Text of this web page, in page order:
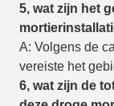
5, wat zijn het
A: Volgens de
vereiste het
6, wat zijn de